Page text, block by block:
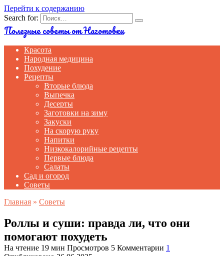
Перейти к содержанию
Search for:
Полезные советы от Наготовки
Красота
Народная медицина
Похудение
Рецепты
Вторые блюда
Выпечка
Десерты
Заготовки на зиму
Закуски
На скорую руку
Напитки
Низкокалорийные рецепты
Первые блюда
Салаты
Сад и огород
Советы
Главная » Советы
Роллы и суши: правда ли, что они
помогают похудеть
На чтение 19 мин Просмотров 5 Комментарии 1